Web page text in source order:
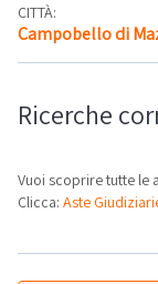
CITTÀ:
Campobello di
Ricerche
Vuoi scoprire tutte le
Clicca: Aste